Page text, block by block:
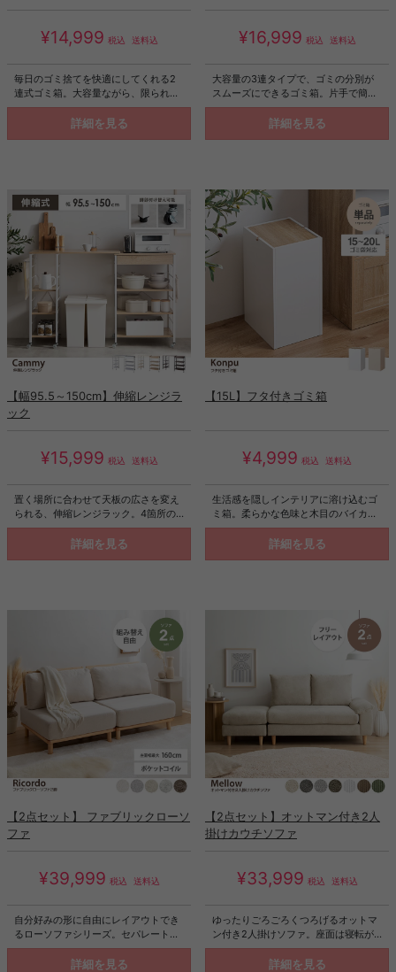
¥14,999 税込 送料込
毎日のゴミ捨てを快適にしてくれる2
連式ゴミ箱。大容量ながら、限られた
スペースにもすっきり収まるスリムサ
イズで、圧迫感なく設置可能。またゴ
ター下にも収まりやすいサイズ感で、
効率的に活用できるのも魅力です。
詳細を見る
¥16,999 税込 送料込
大容量の3連タイプで、ゴミの分別が
スムーズにできるゴミ箱。片手で簡単
に捨てられるスイング式扉や、袋の交
換が手間なく行える袋止めリングが、
いサイズ感で、限られた空間を効率的
に活用できるのも魅力です。
詳細を見る
【幅95.5～150cm】伸縮レンジラ
ック
¥15,999 税込 送料込
置く場所に合わせて天板の広さを変え
られる、伸縮レンジラック。4箇所の
収納スペースを備えており、キッチン
家電をはじめ、食器や食料品、調理器
いるため、日々のお掃除や模様替えも
詳細を見る
【15L】フタ付きゴミ箱
¥4,999 税込 送料込
生活感を隠しインテリアに溶け込むゴ
ミ箱。柔らかな色味と木目のバイカラ
ーデザインは、ゴミ箱ながらもインテ
リアに溶け込みます。またスイング式
詳細を見る
【2点セット】 ファブリックローソ
ファ
¥39,999 税込 送料込
自分好みの形に自由にレイアウトでき
るローソファシリーズ。セパレートタ
イプで様々な置き方ができるので、お
部屋の間取りやシーンに合わせて柔軟
詳細を見る
【2点セット】オットマン付き2人
掛けカウチソファ
¥33,999 税込 送料込
ゆったりごろごろくつろげるオットマ
ン付き2人掛けソファ。座面は寝転が
れるほど広く、片側にだけある低めの
アームレストは傾斜付きで枕としてお
詳細を見る